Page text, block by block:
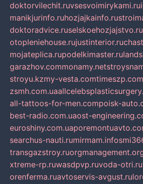
doktorvilechit.ruvsesvoimirykami.ru
manikjurinfo.ruhozjajkainfo.ru
doktoradvice.ruselskoehozjajstvo.ru
otopleniehouse.rujustinterior.ru
mojateplica.rupodelkimaster.ru
garazhov.commonamy.net
stroyu.kzmy-vesta.comtimeszp.com
zsmh.com.ua
all-tattoos-for-men.compoisk-
best-radio.com.uaost-
euroshiny.com.ua
searchus-nauti.rumirmam.info
transgazstroy.ru
xtreme-rp.ruwasdpvp.ruvoda-otri.ru
orenferma.ruavtoservis-avgust.ru